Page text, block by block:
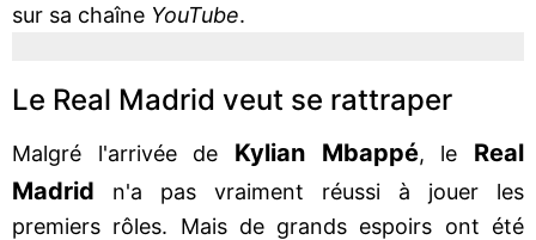
sur sa chaîne YouTube.
Le Real Madrid veut se rattraper
Malgré l'arrivée de Kylian Mbappé, le Real
Madrid n'a pas vraiment réussi à jouer les
premiers rôles. Mais de grands espoirs ont été